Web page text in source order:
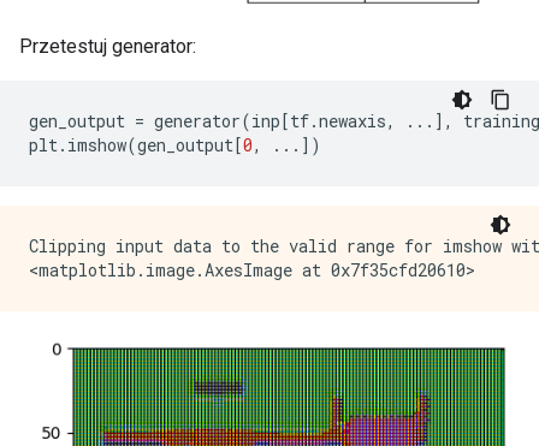
Przetestuj generator:
gen_output = generator(inp[tf.newaxis, ...],
training
plt. imshow(gen_output[0, ...])
Clipping input data to the valid range for imshow